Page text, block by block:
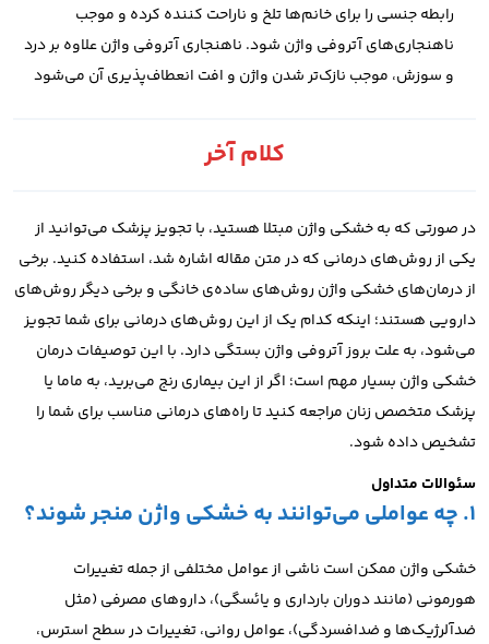
رابطه جنسی را برای خانم‌ها تلخ و ناراحت کننده کرده و موجب
ناهنجاری‌های آتروفی واژن شود. ناهنجاری آتروفی واژن علاوه بر درد
و سوزش، موجب نازک‌تر شدن واژن و افت انعطاف‌پذیری آن می‌شود
کلام آخر
در صورتی که به خشکی واژن مبتلا هستید، با تجویز پزشک می‌توانید از
یکی از روش‌های درمانی که در متن مقاله اشاره شد، استفاده کنید. برخی
از درمان‌های خشکی واژن روش‌های ساده‌ی خانگی و برخی دیگر روش‌های
دارویی هستند؛ اینکه کدام یک از این روش‌های درمانی برای شما تجویز
می‌شود، به علت بروز آتروفی واژن بستگی دارد. با این توصیفات درمان
خشکی واژن بسیار مهم است؛ اگر از این بیماری رنج می‌برید، به ماما یا
پزشک متخصص زنان مراجعه کنید تا راه‌های درمانی مناسب برای شما را
تشخیص داده شود.
سئوالات متداول
1. چه عواملی می‌توانند به خشکی واژن منجر شوند؟
خشکی واژن ممکن است ناشی از عوامل مختلفی از جمله تغییرات
هورمونی (مانند دوران بارداری و یائسگی)، داروهای مصرفی (مثل
ضدآلرژیک‌ها و ضدافسردگی)، عوامل روانی، تغییرات در سطح استرس،